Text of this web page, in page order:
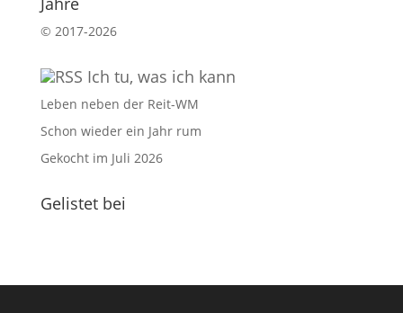
© 2017-2026
Ich tu, was ich kann
Leben neben der Reit-WM
Schon wieder ein Jahr rum
Gekocht im Juli 2026
Gelistet bei